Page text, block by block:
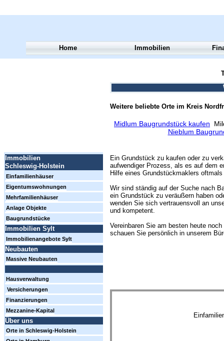
Weitere beliebte Orte im Kreis
Midlum Baugrundstück kaufen
Nieblum
Ein Grundstück zu kaufen oder zu
aufwendiger Prozess, als es auf dem
Hilfe eines Grundstückmaklers
Wir sind ständig auf der Suche nach
ein Grundstück zu veräußern haben
wenden Sie sich vertrauensvoll an
und kompetent.
Vereinbaren Sie am besten heute
schauen Sie persönlich in unserem
Home Immobilien
Immobilien
Schleswig-Holstein
Einfamilienhäuser
Eigentumswohnungen
Mehrfamilienhäuser
Anlage Objekte
Baugrundstücke
Immobilien Sylt
Immobilienangebote Sylt
Neubauten
Massive Neubauten
Hausverwaltung
Versicherungen
Finanzierungen
Mezzanine-Kapital
Über uns
Orte in Schleswig-Holstein